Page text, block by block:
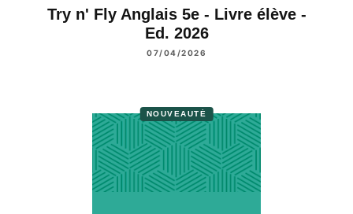
Try n' Fly Anglais 5e - Livre élève -
Ed. 2026
07/04/2026
NOUVEAUTÉ